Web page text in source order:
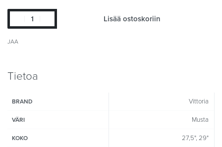
Lisää ostoskoriin
JAA
Tietoa
BRAND Vittoria
VÄRI Musta
KOKO 27,5", 29"